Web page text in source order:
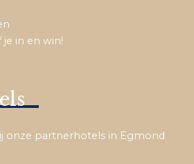
je in en win!
onze partnerhotels in Egmond